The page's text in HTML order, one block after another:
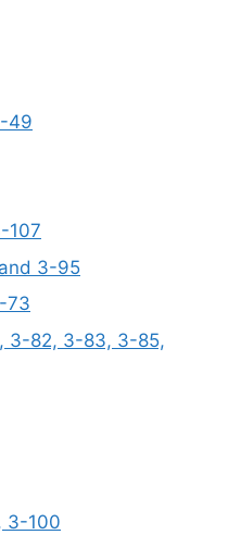
49
107
3-95
73
3-82, 3-83, 3-85,
3-100